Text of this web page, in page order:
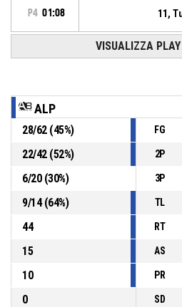
P4 01:08 11,
, Palla persa - dal
3, Marangoni S., Palla recuperata
P4 01:08 12, Andreone F.
P4 01:08 10,
VISUALIZZA
ALP
28/62(45%) FG
22/42(52%) 2P
6/20(30%) 3P
9/14(64%) TL
44
RT
15
AS
10
PR
0
SD